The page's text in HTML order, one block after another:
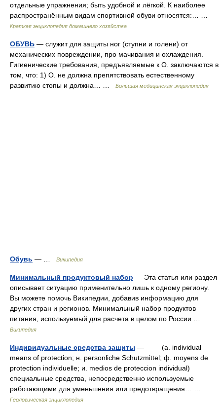
отдельные упражнения; быть удобной и лёгкой. К наиболее
распространённым видам спортивной обуви относятся:… …
Краткая энциклопедия домашнего хозяйства
ОБУВЬ — служит для защиты ног (ступни и голени) от
механических повреждении, про мачивания и охлаждения.
Гигиенические требования, предъявляемые к О. заключаются в
том, что: 1) О. не должна препятствовать естественному
развитию стопы и должна… …
Большая медицинская энциклопедия
Обувь — … Википедия
Минимальный продуктовый набор — Эта статья или раздел
описывает ситуацию применительно лишь к одному региону.
Вы можете помочь Википедии, добавив информацию для
других стран и регионов. Минимальный набор продуктов
питания, используемый для расчета в целом по России …
Википедия
Индивидуальные средства защиты — (a. individual
means of protection; н. personliche Schutzmittel; ф. moyens de
protection individuelle; и. medios de proteccion individual)
специальные средства, непосредственно используемые
работающими для уменьшения или предотвращения… …
Геологическая энциклопедия